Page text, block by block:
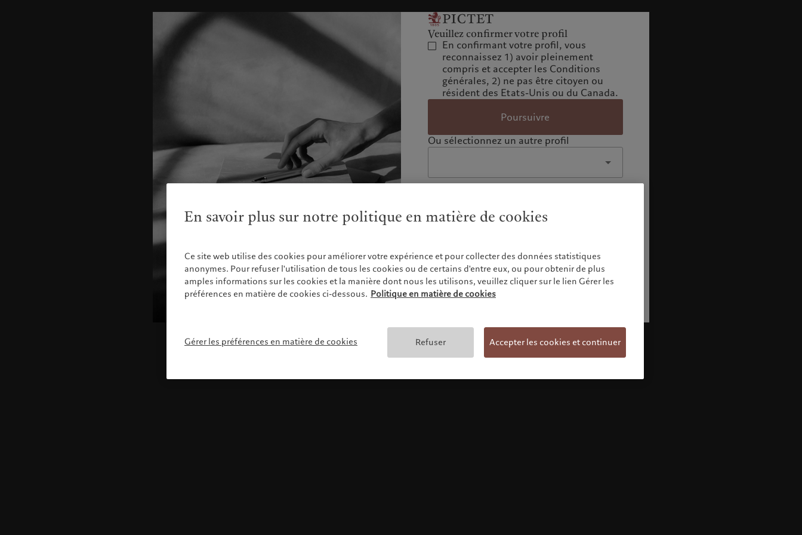
Veuillez confirmer votre profil
En confirmant votre profil, vous
reconnaissez 1) avoir pleinement
compris et accepter les Conditions
générales, 2) ne pas être citoyen ou
résident des Etats-Unis ou du Canada.
Poursuivre
Ou sélectionnez un autre profil
En savoir plus sur notre politique en matière de cookies
Ce site web utilise des cookies pour améliorer votre expérience et pour collecter des données statistiques
anonymes. Pour refuser l'utilisation de tous les cookies ou de certains d'entre eux, ou pour obtenir de plus
amples informations sur les cookies et la manière dont nous les utilisons, veuillez cliquer sur le lien Gérer les
préférences en matière de cookies ci-dessous. Politique en matière de cookies
Gérer les préférences en matière de cookies Refuser Accepter les cookies et continuer